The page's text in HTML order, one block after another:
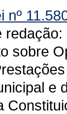
nº
redação:
sobre
e